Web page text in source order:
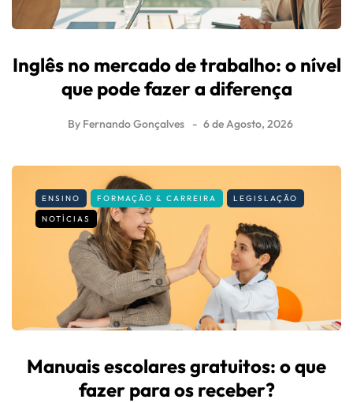
Inglês no mercado de trabalho: o nível
que pode fazer a diferença
By Fernando Gonçalves 6 de Agosto, 2026
ENSINO FORMAÇÃO & CARREIRA
LEGISLAÇÃO
NOTÍCIAS
Manuais escolares gratuitos: o que
fazer para os receber?